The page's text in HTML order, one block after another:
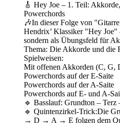
🎸 Hey Joe – 1. Teil:
Powerchords
🎶In dieser Folge von
Hendrix’ Klassiker "Hey Joe"
sondern als Übungsfeld für
Thema: Die Akkorde und die
Spielweisen:
Mit offenen Akkorden (C, G,
Powerchords auf der E-Saite
Powerchords auf der A-Saite
Powerchords auf E- und A-
🔹 Basslauf: Grundton – Terz
🔹 Quintenzirkel-Trick:Die
→ D → A → E folgen dem